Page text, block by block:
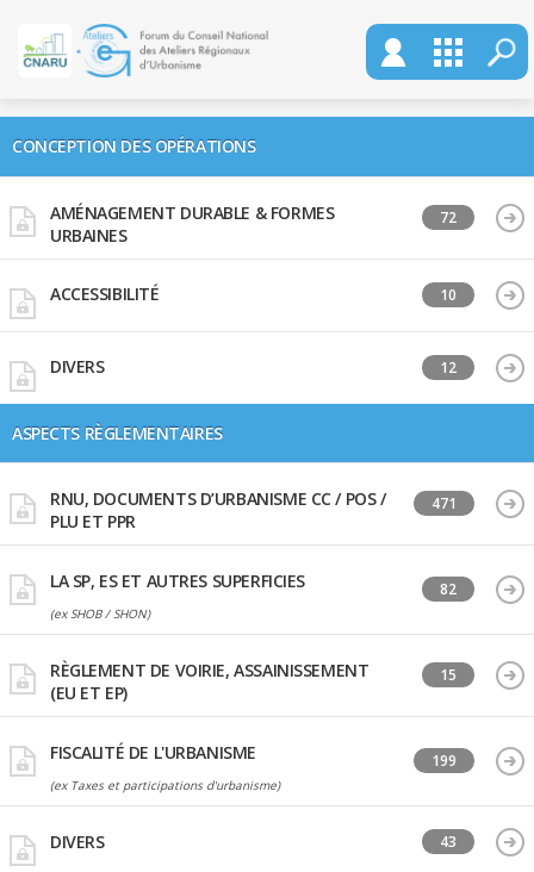
CONCEPTION DES OPÉRATIONS
AMÉNAGEMENT DURABLE & FORMES
URBAINES
72
ACCESSIBILITÉ 10
DIVERS 12
ASPECTS RÈGLEMENTAIRES
RNU, DOCUMENTS D’URBANISME CC / POS /
PLU ET PPR
471
LA SP, ES ET AUTRES SUPERFICIES
(ex SHOB / SHON)
82
RÈGLEMENT DE VOIRIE, ASSAINISSEMENT
(EU ET EP)
15
FISCALITÉ DE L'URBANISME
(ex Taxes et participations d'urbanisme)
199
DIVERS 43